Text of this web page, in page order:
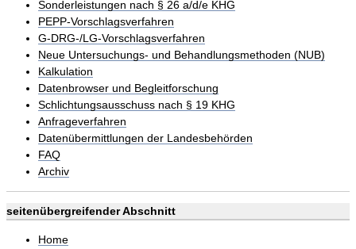
Sonderleistungen nach § 26 a/d/e KHG
PEPP-Vorschlagsverfahren
G-DRG-/LG-Vorschlagsverfahren
Neue Untersuchungs- und Behandlungsmethoden (NUB)
Kalkulation
Datenbrowser und Begleitforschung
Schlichtungsausschuss nach § 19 KHG
Anfrageverfahren
Datenübermittlungen der Landesbehörden
FAQ
Archiv
seitenübergreifender Abschnitt
Home